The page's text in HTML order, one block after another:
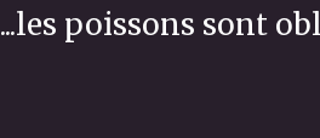
...les poissons sont